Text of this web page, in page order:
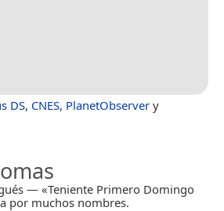
DS, CNES, PlanetObserver y
— «Teniente Primero Domingo
por muchos nombres.